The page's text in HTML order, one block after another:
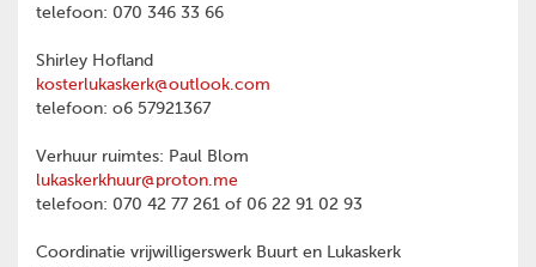
telefoon: 070 346 33 66
Shirley Hofland
kosterlukaskerk@outlook.com
telefoon: o6 57921367
Verhuur ruimtes: Paul Blom
lukaskerkhuur@proton.me
telefoon: 070 42 77 261 of 06 22 91 02 93
Coordinatie vrijwilligerswerk Buurt en Lukaskerk